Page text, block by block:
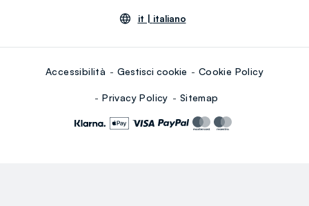
it | italiano
Accessibilità Gestisci cookie Cookie Policy
Privacy Policy Sitemap